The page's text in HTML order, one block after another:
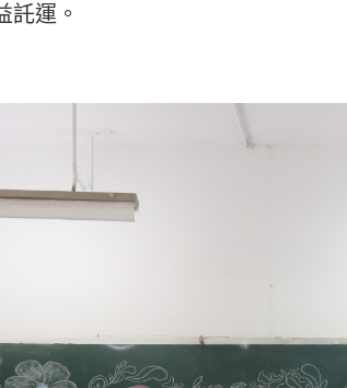
託運。